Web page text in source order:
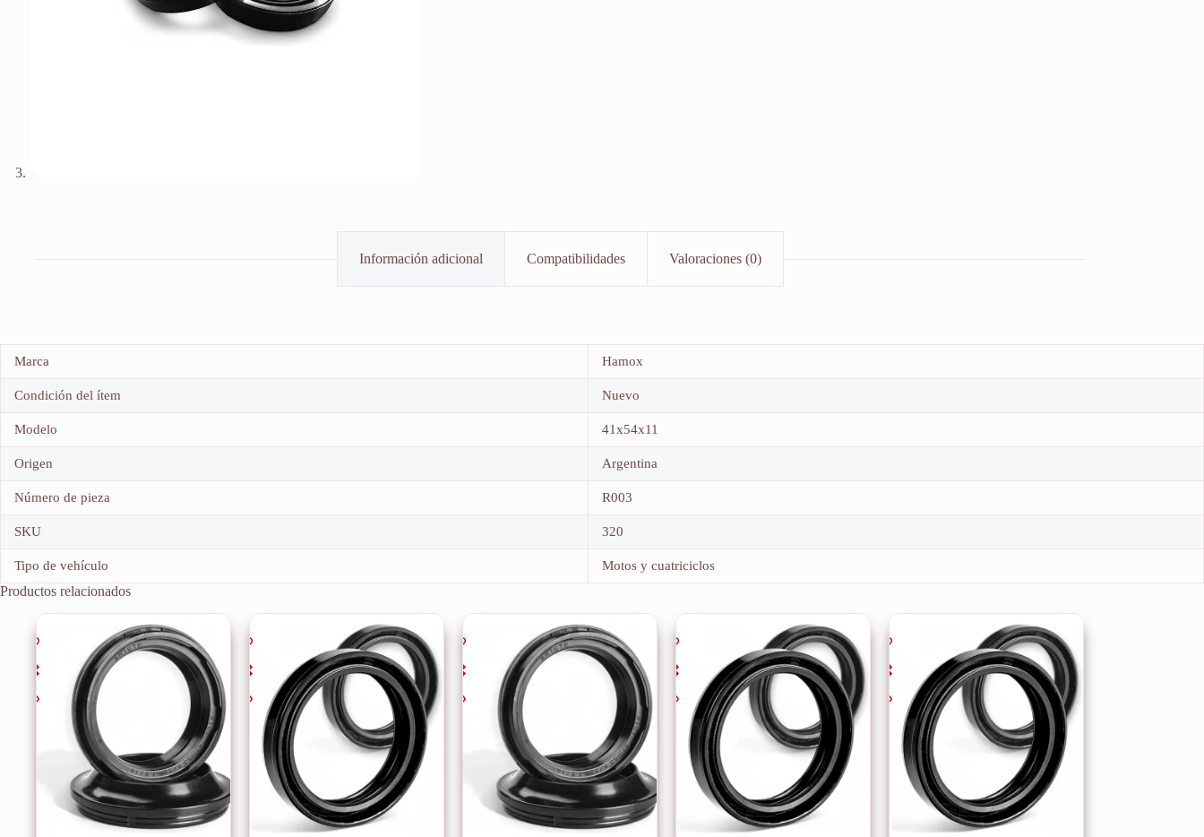
Información adicional Compatibilidades Valoraciones (0)
Marca Hamox
Condición del ítem Nuevo
Modelo 41x54x11
Origen Argentina
Número de pieza R003
SKU 320
Tipo de vehículo Motos y cuatriciclos
Productos relacionados